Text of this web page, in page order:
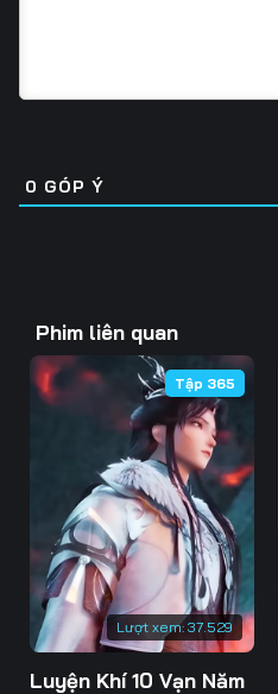
31 32
37 38
47
52 53
55 56
58
61 62
64
0 GÓP Ý
Phim liên quan
Lượt xem: 37.529
Tập 365
Luyện Khí 10 Vạn Năm